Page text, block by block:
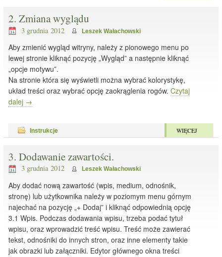
2. Zmiana wyglądu
3 grudnia 2012 Leszek Wałachowski
Aby zmienić wygląd witryny, należy z pionowego menu po
lewej stronie kliknąć pozycję „Wygląd” a następnie kliknąć
„opcje motywu”.
Na stronie która się wyświetli można wybrać kolorystykę,
układ treści oraz wybrać opcję zaokrąglenia rogów.Czytaj
dalej →
Instrukcje WIĘCEJ
3. Dodawanie zawartości.
3 grudnia 2012 Leszek Wałachowski
Aby dodać nową zawartość (wpis, medium, odnośnik,
stronę) lub użytkownika należy w poziomym menu górnym
najechać na pozycję „+ Dodaj” i kliknąć odpowiednią opcję
3.1 Wpis. Podczas dodawania wpisu, trzeba podać tytuł
wpisu, oraz wprowadzić treść wpisu. Treść może zawierać
tekst, odnośniki do innych stron, oraz inne elementy takie
jak obrazki lub załączniki. Edytor głównego okna treści